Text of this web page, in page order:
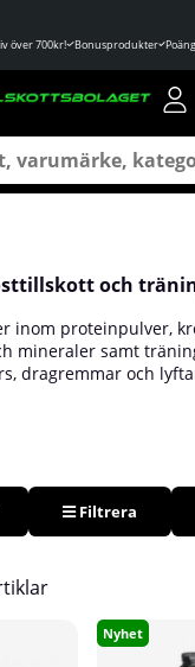
över 700kr! Bonusprodukter
och
inom proteinpulver,
mineraler samt
dragremmar och
är balanserad kost,
vila. Oavsett om du
tunga pass, söker nya
av det senaste
Filtrera
Nyhet